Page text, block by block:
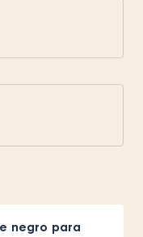
negro para